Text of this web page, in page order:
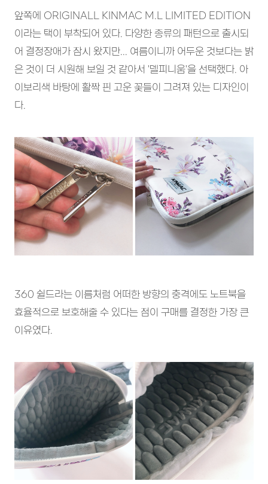
앞쪽에 ORIGINALL KINMAC M.L LIMITED EDITION
이라는 택이 부착되어 있다. 다양한 종류의 패턴으로 출시되
어 결정장애가 잠시 왔지만... 여름이니까 어두운 것보다는 밝
은 것이 더 시원해 보일 것 같아서 '델피니움'을 선택했다. 아
이보리색 바탕에 활짝 핀 고운 꽃들이 그려져 있는 디자인이
다.
360 쉴드라는 이름처럼 어떠한 방향의 충격에도 노트북을
효율적으로 보호해줄 수 있다는 점이 구매를 결정한 가장 큰
이유였다.